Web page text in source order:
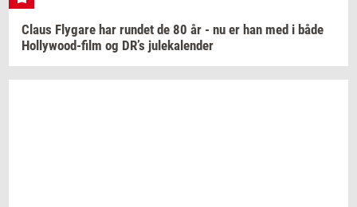
Claus Fly­ga­re har run­det de 80 år - nu er han med i både
Hollywood-​film og DR’s ju­le­ka­len­der